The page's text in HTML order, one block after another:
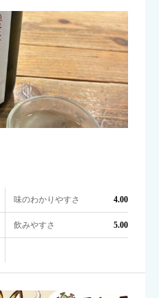
味のわかりやすさ 4.00
飲みやすさ 5.00